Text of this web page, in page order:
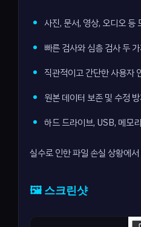
사진, 문서, 영상, 오디오 등
빠른 검사와 심층 검사 두
직관적이고 간단한 사용자
원본 데이터 보존 및 수정
하드 드라이브, USB, 메모
실수로 인한 파일 손실 상황에
🖼️ 스크린샷